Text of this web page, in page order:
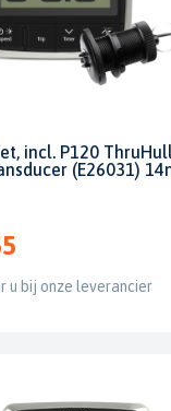
incl. P120
(E26031)
u bij onze leverancier